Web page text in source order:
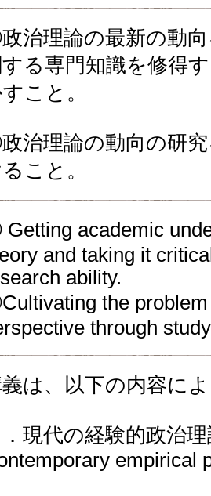
治理論の最新の動
する専門知識を修得
こと。
治理論の動向の研
こと。
academic
and taking it
ability.
the
through
は、以下の内容に
．現代の経験的政治
empirical